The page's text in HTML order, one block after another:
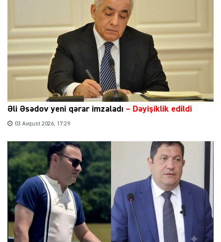
Əli Əsədov yeni qərar imzaladı – Dəyişiklik edildi
03 Avqust 2026, 17:29